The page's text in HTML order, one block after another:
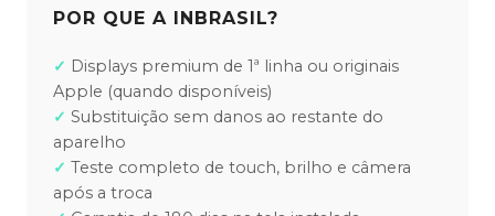
POR QUE A INBRASIL?
Displays premium de 1ª linha ou originais
Apple (quando disponíveis)
Substituição sem danos ao restante do
aparelho
Teste completo de touch, brilho e câmera
após a troca